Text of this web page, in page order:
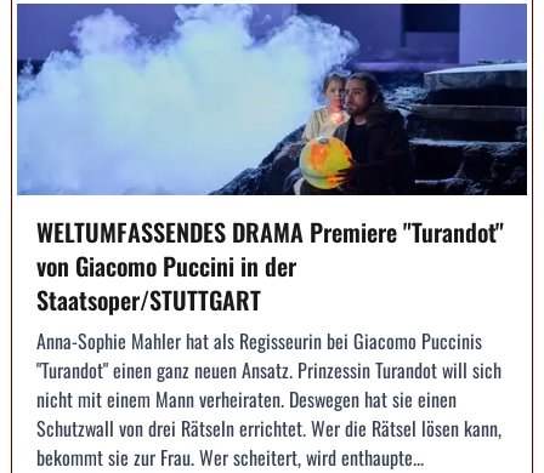
WELTUMFASSENDES DRAMA Premiere "Turandot"
von Giacomo Puccini in der
Staatsoper/STUTTGART
Anna-Sophie Mahler hat als Regisseurin bei Giacomo Puccinis
"Turandot" einen ganz neuen Ansatz. Prinzessin Turandot will sich
nicht mit einem Mann verheiraten. Deswegen hat sie einen
Schutzwall von drei Rätseln errichtet. Wer die Rätsel lösen kann,
bekommt sie zur Frau. Wer scheitert, wird enthaupte...